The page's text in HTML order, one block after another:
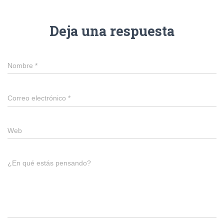
Deja una respuesta
Nombre *
Correo electrónico *
Web
¿En qué estás pensando?